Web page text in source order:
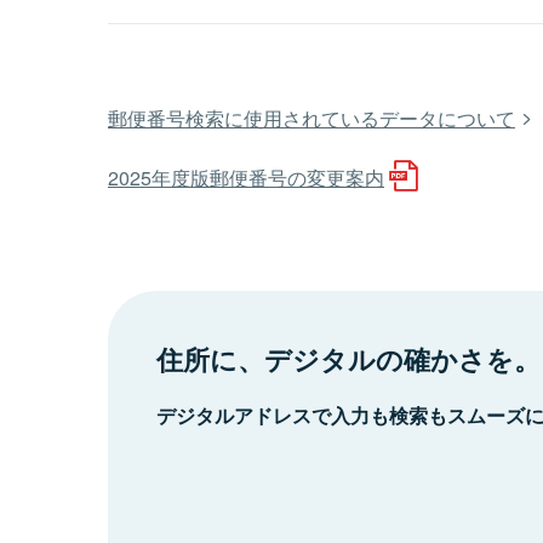
郵便番号検索に使用されているデータについて
2025年度版郵便番号の変更案内
住所に、デジタルの確かさを。
デジタルアドレスで入力も検索もスムーズ